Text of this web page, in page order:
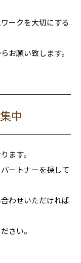
ークを大切にする
お願い致します。
中
ます。
ートナーを探して
わせいただければ
さい。